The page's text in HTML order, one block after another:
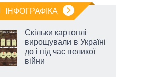
ІНФОГРАФІКА
Скільки картоплі
вирощували в Україні
до і під час великої
війни